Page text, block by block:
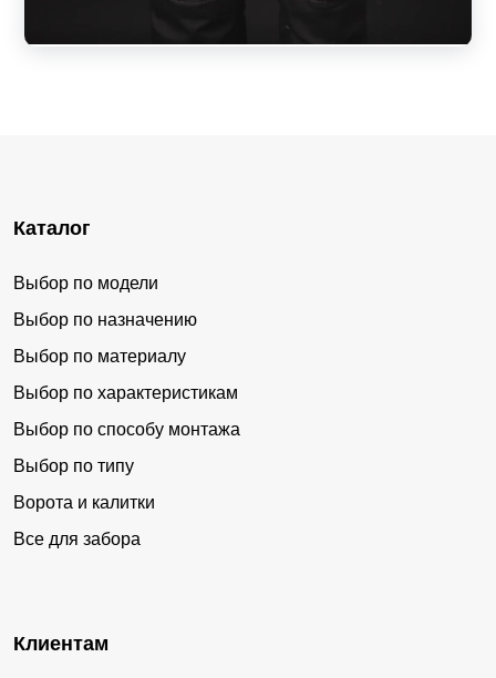
Каталог
Выбор по модели
Выбор по назначению
Выбор по материалу
Выбор по характеристикам
Выбор по способу монтажа
Выбор по типу
Ворота и калитки
Все для забора
Клиентам